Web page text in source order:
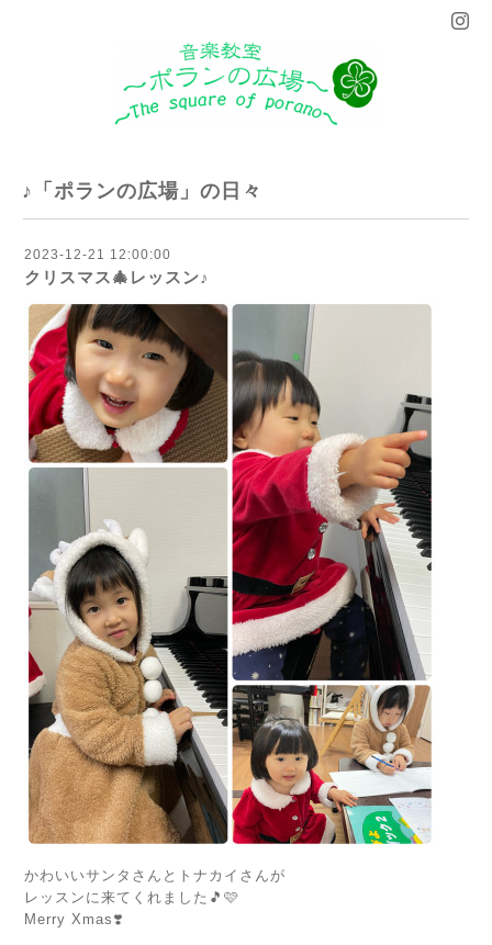
♪「ポランの広場」の日々
2023-12-21 12:00:00
クリスマス🎄レッスン♪
かわいいサンタさんとトナカイさんが
レッスンに来てくれました🎵🩷
Merry Xmas❣️